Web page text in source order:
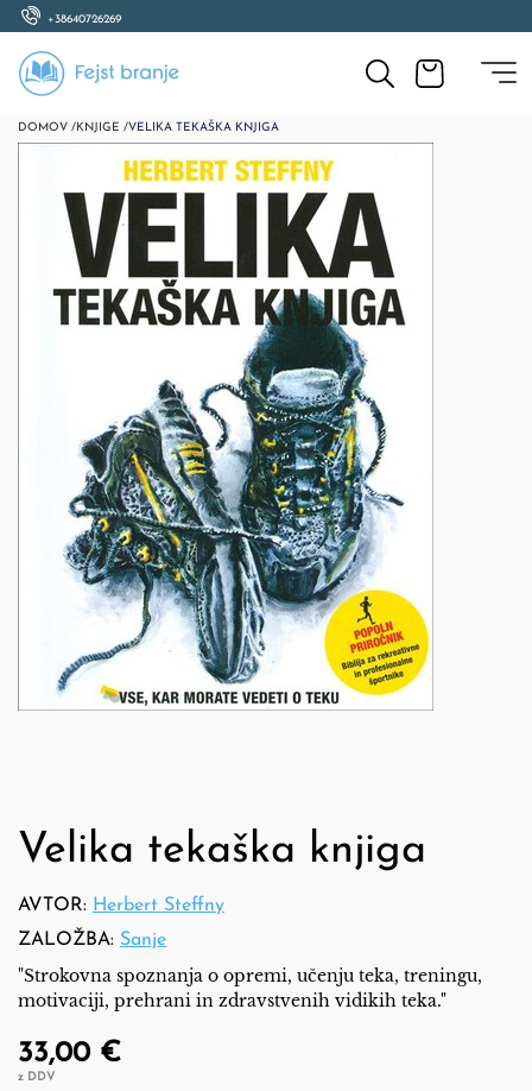
+38640726269
DOMOV /KNJIGE /VELIKA TEKAŠKA KNJIGA
Velika tekaška knjiga
AVTOR: Herbert Steffny
ZALOŽBA: Sanje
"Strokovna spoznanja o opremi, učenju teka, treningu,
motivaciji, prehrani in zdravstvenih vidikih teka."
33,00 €
z DDV